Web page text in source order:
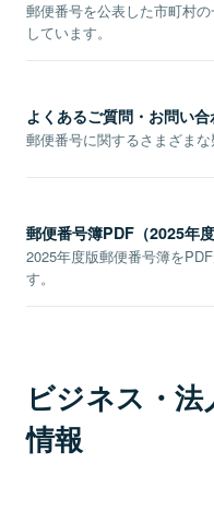
郵便番号を公表した市町村
しています。
よくあるご質問・お問い合
郵便番号に関するさまざまな
郵便番号簿PDF（2025年度
2025年度版郵便番号簿を
す。
ビジネス・
情報